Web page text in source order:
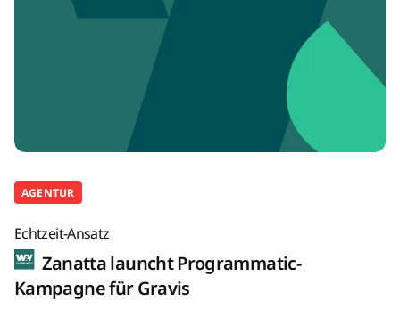
AGENTUR
Echtzeit-Ansatz
Zanatta launcht Programmatic-
Kampagne für Gravis